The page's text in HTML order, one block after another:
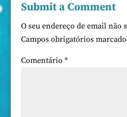
Submit a Comment
O seu endereço de email não
Campos obrigatórios
Comentário *